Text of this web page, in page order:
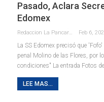
Pasado, Aclara
Edomex
Redaccion La Pancarta De Quintana Roo Feb 6,
La SS Edomex precisó que
penal Molino de las Flores, por
condiciones" La entrada Fotos
LEE MAS...